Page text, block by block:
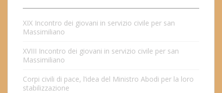
XIX Incontro dei giovani in servizio civile per san
Massimiliano
XVIII Incontro dei giovani in servizio civile per san
Massimiliano
Corpi civili di pace, l’idea del Ministro Abodi per la loro
stabilizzazione